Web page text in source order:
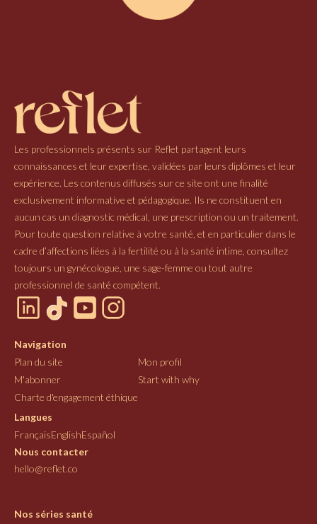
Les professionnels présents sur Reflet partagent leurs
connaissances et leur expertise, validées par leurs diplômes et leur
expérience. Les contenus diffusés sur ce site ont une finalité
exclusivement informative et pédagogique. Ils ne constituent en
aucun cas un diagnostic médical, une prescription ou un traitement.
Pour toute question relative à votre santé, et en particulier dans le
cadre d’affections liées à la fertilité ou à la santé intime, consultez
toujours un gynécologue, une sage-femme ou tout autre
professionnel de santé compétent.
Navigation
Plan du site
Mon profil
M'abonner
Start with why
Charte d'engagement éthique
Langues
FrançaisEnglishEspañol
Nous contacter
hello@reflet.co
Nos séries santé